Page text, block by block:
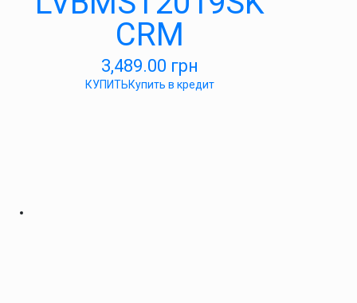
CRM
3,489.00 грн
КУПИТЬКупить в кредит